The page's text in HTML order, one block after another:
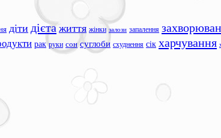
діти дієта життя жінки залози запалення
рак руки сон суглоби схуднення сік харчування